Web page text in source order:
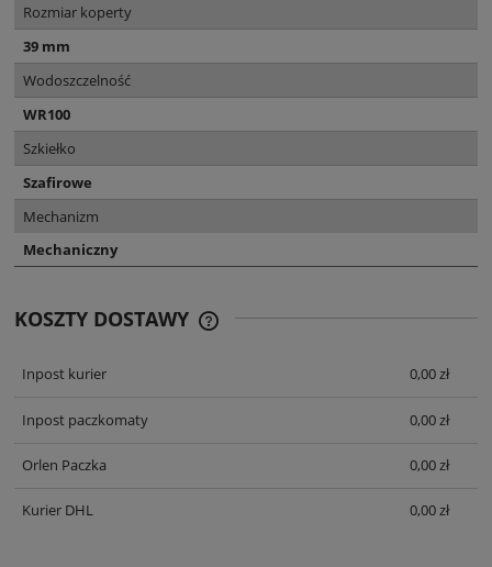
Rozmiar koperty
39 mm
Wodoszczelność
WR100
Szkiełko
Szafirowe
Mechanizm
Mechaniczny
KOSZTY DOSTAWY
Inpost kurier
0,00 zł
Inpost paczkomaty 0,00 zł
Orlen Paczka 0,00 zł
Kurier DHL 0,00 zł